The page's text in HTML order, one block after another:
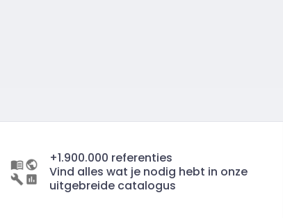
+1.900.000 referenties
Vind alles wat je nodig hebt in onze
uitgebreide catalogus